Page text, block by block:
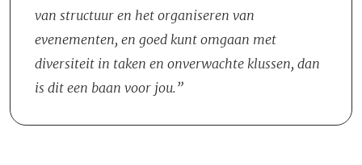
regelmatig contact met de Communicatieadviseur, de Financieel
van structuur en het organiseren van
evenementen, en goed kunt omgaan met
diversiteit in taken en onverwachte klussen, dan
is dit een baan voor jou.